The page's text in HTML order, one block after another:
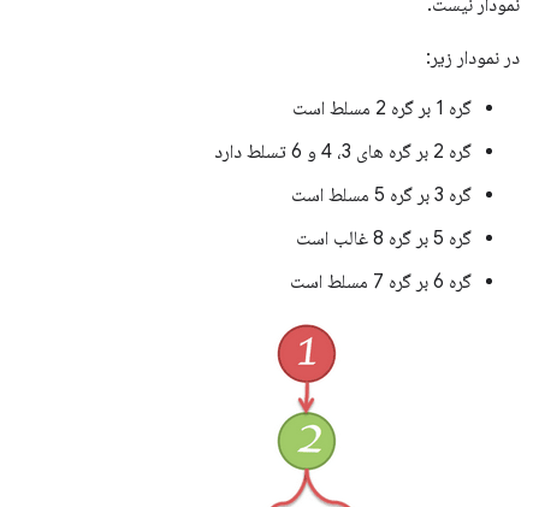
در نمودار زیر:
گره 1 بر گره 2 مسلط است
گره 2 بر گره های 3، 4 و 6 تسلط دارد
گره 3 بر گره 5 مسلط است
گره 5 بر گره 8 غالب است
گره 6 بر گره 7 مسلط است